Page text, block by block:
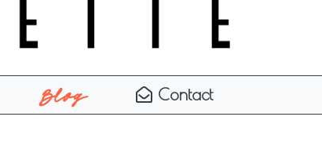
Blog Contact